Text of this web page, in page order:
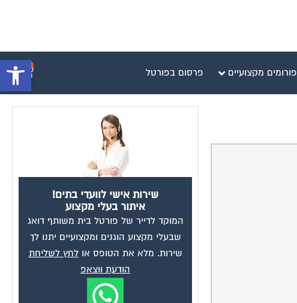
פתח פורומים מקצועיים פרסום בפורטל
שירות אישי לוועדי בתים!
איתור בעלי מקצוע
המוקד לדייר של פורטל בית משותף דואג
שבעלי מקצוע הוגנים ומקצועיים יתנו לך
שירות. מלא את הטופס אולחץ לשליחת
הודעת ווצאפ